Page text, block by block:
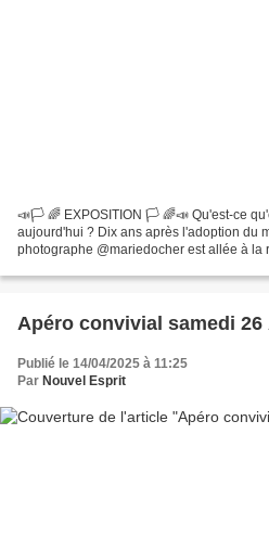
📣🏳️ 🌈 EXPOSITION 🏳️ 🌈📣 Qu'est-ce
aujourd'hui ? Dix ans après l'adoption du
photographe @mariedocher est allée à la
Apéro convivial samedi 26
Publié le 14/04/2025 à 11:25
Par Nouvel Esprit